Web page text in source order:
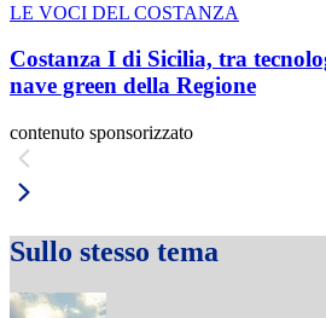
LE VOCI DEL COSTANZA
Costanza I di Sicilia, tra
nave green della Regione
contenuto sponsorizzato
Sullo stesso tema